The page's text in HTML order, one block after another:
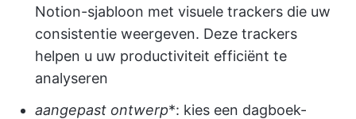
Notion-sjabloon met visuele trackers die uw
consistentie weergeven. Deze trackers
helpen u uw productiviteit efficiënt te
analyseren
aangepast ontwerp*: kies een dagboek-